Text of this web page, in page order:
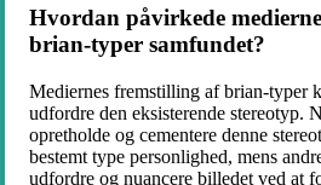
Hvordan påvirkede
brian-typer samfundet?
Mediernes fremstilling af brian-typer
udfordre den eksisterende stereotyp.
opretholde og cementere denne
bestemt type personlighed, mens
udfordre og nuancere billedet ved at